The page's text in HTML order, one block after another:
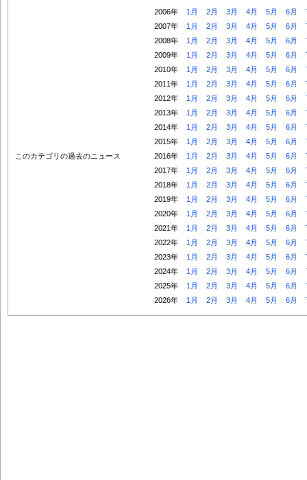
このカテゴリの過去のニュース
2006年 1月 2月 3月 4月 5月 6月
2007年
1月 2月 3月 4月 5月 6月
2008年
1月 2月 3月 4月 5月 6月
2009年
1月 2月 3月 4月 5月 6月
2010年
1月 2月 3月 4月 5月 6月
2011年
1月 2月 3月 4月 5月 6月
2012年
1月 2月 3月 4月 5月 6月
2013年
1月 2月 3月 4月 5月 6月
2014年
1月 2月 3月 4月 5月 6月
2015年
1月 2月 3月 4月 5月 6月
2016年
1月 2月 3月 4月 5月 6月
2017年
1月 2月 3月 4月 5月 6月
2018年
1月 2月 3月 4月 5月 6月
2019年
1月 2月 3月 4月 5月 6月
2020年
1月 2月 3月 4月 5月 6月
2021年
1月 2月 3月 4月 5月 6月
2022年
1月 2月 3月 4月 5月 6月
2023年
1月 2月 3月 4月 5月 6月
2024年
1月 2月 3月 4月 5月 6月
2025年
1月 2月 3月 4月 5月 6月
2026年
1月 2月 3月 4月 5月 6月